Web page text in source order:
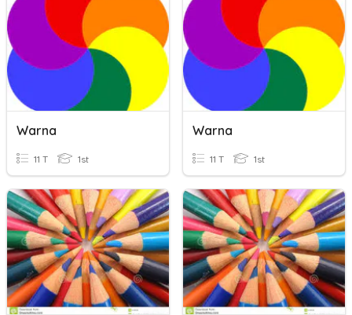
Warna
11 T 1st
Warna
11 T 1st